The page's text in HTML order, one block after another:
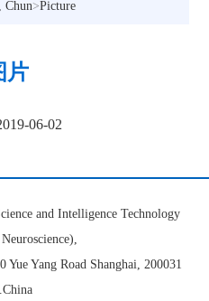
Chun>Picture
片
06-02
and Intelligence Technology
Yue Yang Road Shanghai, 200031